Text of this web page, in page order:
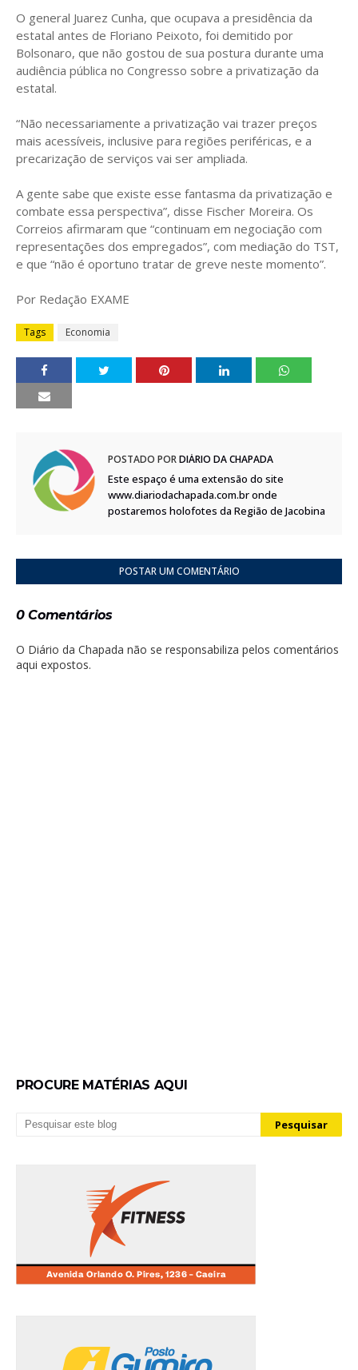
O general Juarez Cunha, que ocupava a presidência da
estatal antes de Floriano Peixoto, foi demitido por
Bolsonaro, que não gostou de sua postura durante uma
audiência pública no Congresso sobre a privatização da
estatal.
“Não necessariamente a privatização vai trazer preços
mais acessíveis, inclusive para regiões periféricas, e a
precarização de serviços vai ser ampliada.
A gente sabe que existe esse fantasma da privatização e
combate essa perspectiva”, disse Fischer Moreira. Os
Correios afirmaram que “continuam em negociação com
representações dos empregados”, com mediação do TST,
e que “não é oportuno tratar de greve neste momento”.
Por Redação EXAME
Tags Economia
POSTADO PORDIÁRIO DA CHAPADA
Este espaço é uma extensão do site
www.diariodachapada.com.br onde
postaremos holofotes da Região de Jacobina
POSTAR UM COMENTÁRIO
0 Comentários
O Diário da Chapada não se responsabiliza pelos comentários
aqui expostos.
PROCURE MATÉRIAS AQUI